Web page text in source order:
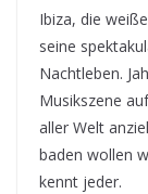
Ibiza, die
seine
Nachtleben.
Musikszene
aller Welt
baden wollen
kennt jeder.